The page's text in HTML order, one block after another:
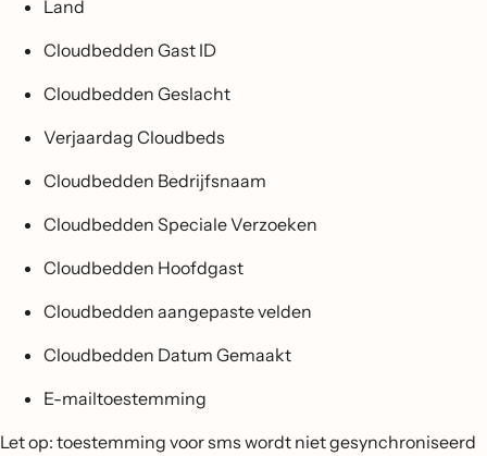
Land
Cloudbedden Gast ID
Cloudbedden Geslacht
Verjaardag Cloudbeds
Cloudbedden Bedrijfsnaam
Cloudbedden Speciale Verzoeken
Cloudbedden Hoofdgast
Cloudbedden aangepaste velden
Cloudbedden Datum Gemaakt
E-mailtoestemming
Let op: toestemming voor sms wordt niet gesynchroniseerd